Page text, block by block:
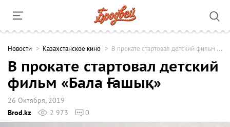
Новости Казахстанское кино В прокате стартовал детский фильм «Бала Ғашық»
В прокате стартовал детский
фильм «Бала Ғашық»
26 Октября, 2019
Brod.kz
2 973 0